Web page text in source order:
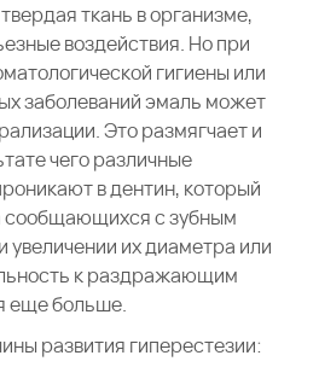
ткань в организме,
воздействия. Но при
гигиены или
заболеваний эмаль может
Это размягчает и
чего различные
в дентин, который
сообщающихся с зубным
увеличении их диаметра или
к раздражающим
еще больше.
развития гиперестезии: